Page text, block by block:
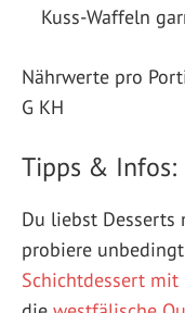
Kuss-Waffeln
Nährwerte pro
G KH
Tipps & Infos:
Du liebst Desserts
probiere
Schichtdessert mit